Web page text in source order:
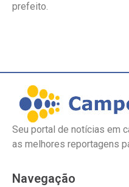
prefeito.
Seu portal de notícias em
as melhores reportagens
Navegação